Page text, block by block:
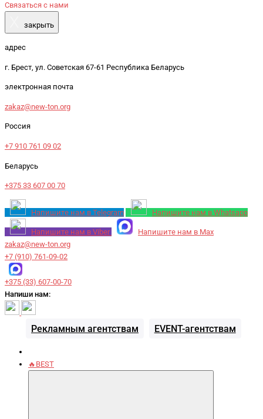
Связаться с нами
закрыть
адрес
г. Брест, ул. Советская 67-61 Республика Беларусь
электронная почта
zakaz@new-ton.org
Россия
+7 910 761 09 02
Беларусь
+375 33 607 00 70
Напишите нам в Telegram Напишите нам в Whatsapp
Напишите нам в Viber
Напишите нам в Max
zakaz@new-ton.org
+7 (910) 761-09-02
+375 (33) 607-00-70
Напиши нам:
Рекламным агентствам EVENT-агентствам
🔥BEST